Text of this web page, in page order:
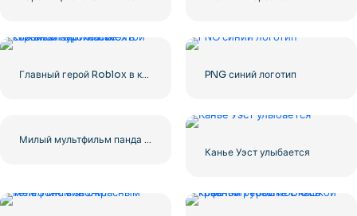
Главный герой Roblox в кожаной куртке и желтой строительной каске PNG синий логотип
Милый мультфильм панда сидит
Канье Уэст улыбается